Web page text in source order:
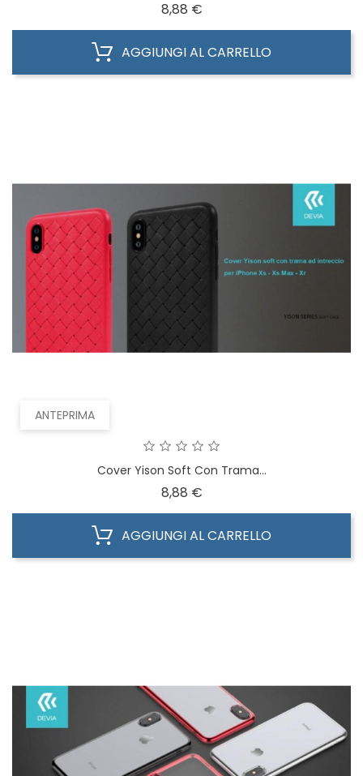
8,88 €Prezzo
AGGIUNGI AL CARRELLO
ANTEPRIMA
Cover Yison Soft Con Trama...
8,88 €Prezzo
AGGIUNGI AL CARRELLO